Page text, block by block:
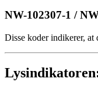
NW-102307-1 /
Disse koder indikerer,